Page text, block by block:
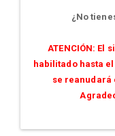
¿No
ATENCIÓN: El
habilitado hasta el
se reanudará